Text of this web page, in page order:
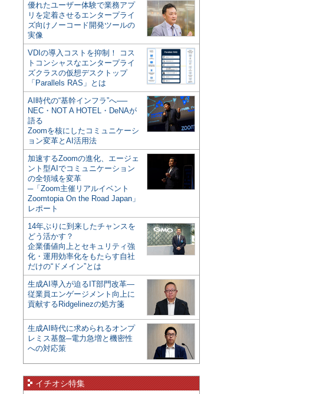
優れたユーザー体験で業務アプ
リを定着させるエンタープライ
ズ向けノーコード開発ツールの
実像
VDIの導入コストを抑制！ コス
トコンシャスなエンタープライ
ズクラスの仮想デスクトップ
「Parallels RAS」とは
AI時代の“基幹インフラ”へ──
NEC・NOT A HOTEL・DeNAが
語る
Zoomを核にしたコミュニケーシ
ョン変革とAI活用法
加速するZoomの進化、エージェ
ント型AIでコミュニケーション
の全領域を変革
─「Zoom主催リアルイベント
Zoomtopia On the Road Japan」
レポート
14年ぶりに到来したチャンスを
どう活かす？
企業価値向上とセキュリティ強
化・運用効率化をもたらす自社
だけの“ドメイン”とは
生成AI導入が迫るIT部門改革―
従業員エンゲージメント向上に
貢献するRidgelinezの処方箋
生成AI時代に求められるオンプ
レミス基盤─電力急増と機密性
への対応策
イチオシ特集